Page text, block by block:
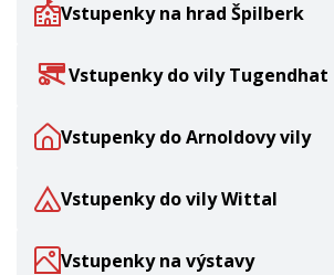
Vstupenky na hrad Špilberk
Vstupenky do vily Tugendhat
Vstupenky do Arnoldovy vily
Vstupenky do vily Wittal
Vstupenky na výstavy